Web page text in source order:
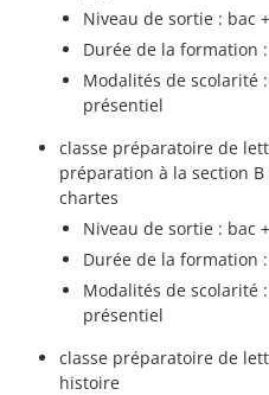
Niveau de sortie : bac
Durée de la formation
Modalités de scolarité
présentiel
classe préparatoire de
préparation à la section
chartes
Niveau de sortie : bac
Durée de la formation
Modalités de scolarité
présentiel
classe préparatoire de
histoire